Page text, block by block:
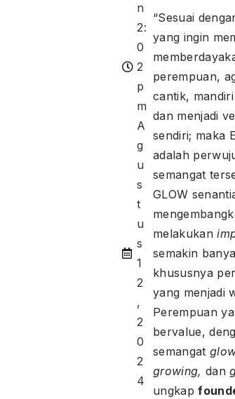
n
2:
0
2
p
m
A
g
u
s
t
u
s
1
2
,
2
0
2
4
“Sesuai
yang ingin
perempuan,
cantik,
dan menjadi
sendiri; maka
adalah
semangat
GLOW
melakukan
semakin
khususnya
yang menjadi
Perempuan
bervalue,
semangat
growing, dan
ungkap